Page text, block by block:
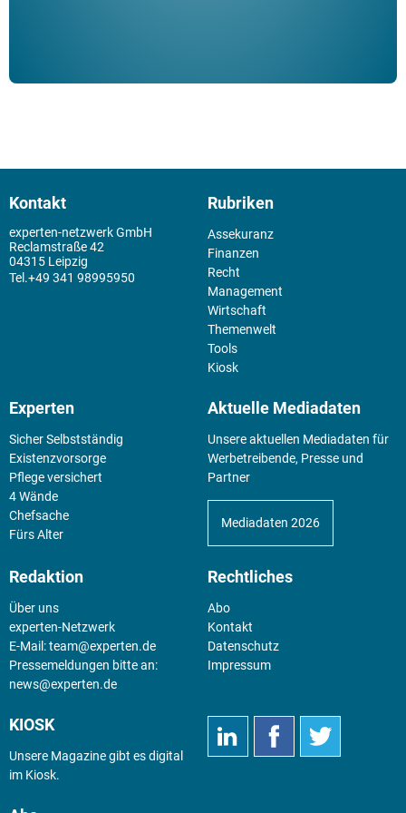
Kontakt
experten-netzwerk GmbH
Reclamstraße 42
04315 Leipzig
+49 341 98995950
Rubriken
Assekuranz
Finanzen
Recht
Management
Wirtschaft
Themenwelt
Tools
Kiosk
Experten
Sicher Selbstständig
Existenz­vorsorge
Pflege versichert
4 Wände
Chefsache
Fürs Alter
Aktuelle Mediadaten
Unsere aktuellen Mediadaten für
Werbetreibende, Presse und
Partner
Mediadaten 2026
Redaktion
Über uns
experten-Netzwerk
E-Mail:team@experten.de
Pressemeldungen bitte an:
news@experten.de
Rechtliches
Abo
Kontakt
Datenschutz
Impressum
KIOSK
Unsere Magazine gibt es digital
im Kiosk.